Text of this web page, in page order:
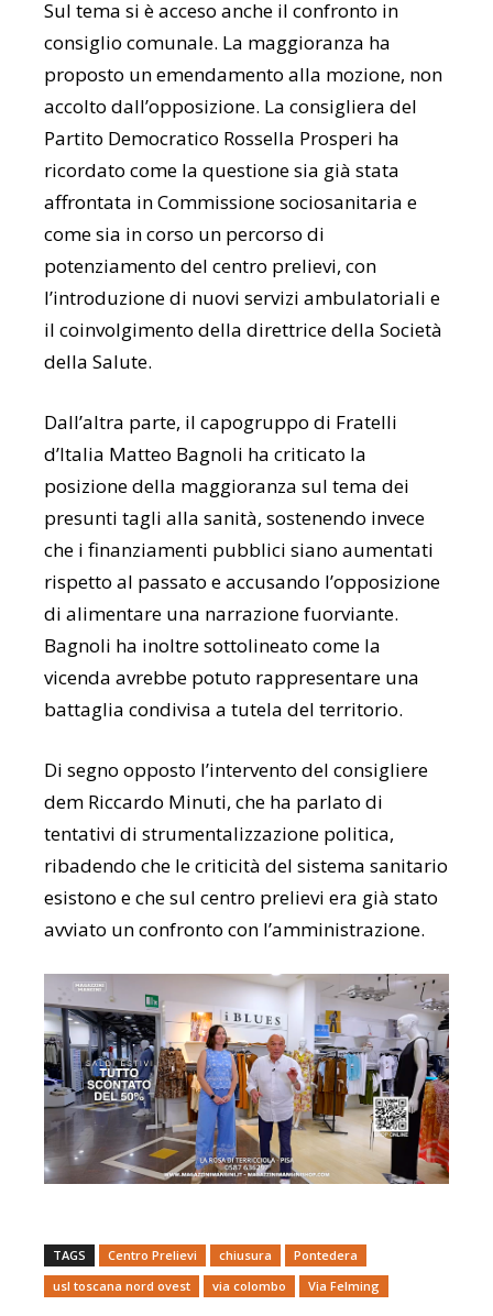
Sul tema si è acceso anche il confronto in
consiglio comunale. La maggioranza ha
proposto un emendamento alla mozione, non
accolto dall’opposizione. La consigliera del
Partito Democratico Rossella Prosperi ha
ricordato come la questione sia già stata
affrontata in Commissione sociosanitaria e
come sia in corso un percorso di
potenziamento del centro prelievi, con
l’introduzione di nuovi servizi ambulatoriali e
il coinvolgimento della direttrice della Società
della Salute.
Dall’altra parte, il capogruppo di Fratelli
d’Italia Matteo Bagnoli ha criticato la
posizione della maggioranza sul tema dei
presunti tagli alla sanità, sostenendo invece
che i finanziamenti pubblici siano aumentati
rispetto al passato e accusando l’opposizione
di alimentare una narrazione fuorviante.
Bagnoli ha inoltre sottolineato come la
vicenda avrebbe potuto rappresentare una
battaglia condivisa a tutela del territorio.
Di segno opposto l’intervento del consigliere
dem Riccardo Minuti, che ha parlato di
tentativi di strumentalizzazione politica,
ribadendo che le criticità del sistema sanitario
esistono e che sul centro prelievi era già stato
avviato un confronto con l’amministrazione.
TAGS Centro Prelievi chiusura
Pontedera
usl toscana nord ovest
via colombo Via Felming